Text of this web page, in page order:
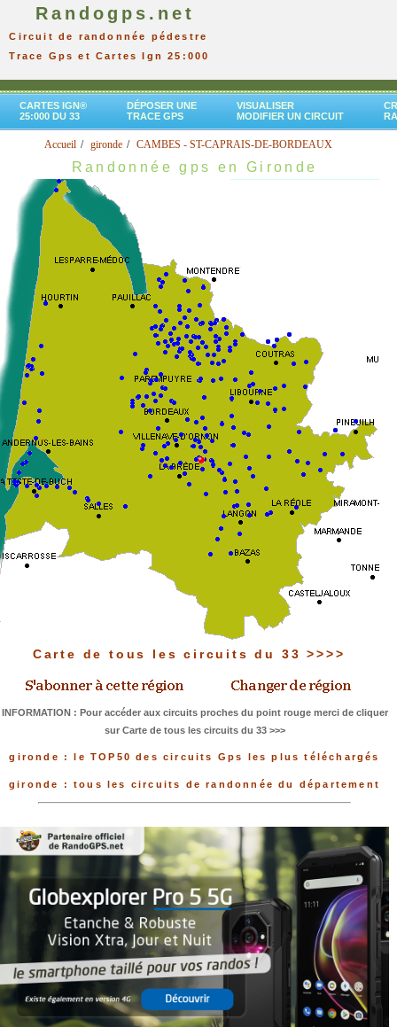
Randogps.net
Circuit de randonnée pédestre
Trace Gps et Cartes Ign 25:000
CARTES IGN®
25:000 DU 33
DÉPOSER UNE
TRACE GPS
VISUALISER
MODIFIER UN CIRCUIT
Accueil gironde CAMBES - ST-CAPRAIS-DE-BORDEAUX
Randonnée gps en Gironde
Carte de tous les circuits du 33 >>>>
INFORMATION : Pour accéder aux circuits proches du point rouge merci de cliquer
sur Carte de tous les circuits du 33 >>>
gironde : le TOP50 des circuits Gps les plus téléchargés
gironde : tous les circuits de randonnée du département